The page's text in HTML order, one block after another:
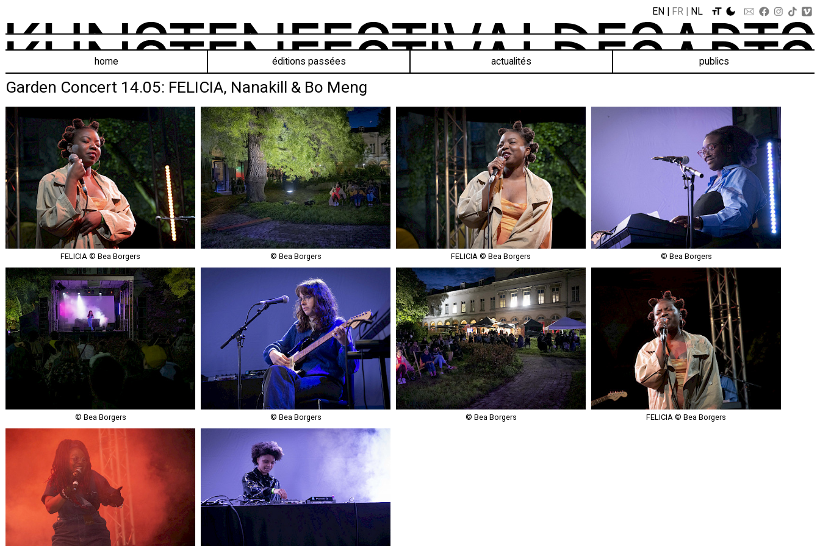
EN FR NL
home éditions passées actualités publics
Garden Concert 14.05: FELICIA, Nanakill & Bo Meng
FELICIA © Bea Borgers © Bea Borgers FELICIA © Bea Borgers © Bea Borgers
© Bea Borgers © Bea Borgers © Bea Borgers FELICIA © Bea Borgers